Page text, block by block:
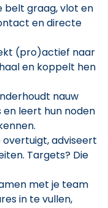
belt graag, vlot en
en directe
(pro)actief naar
en koppelt hen
nauw
leert hun noden
overtuigt, adviseert
Targets? Die
met je team
in te vullen,